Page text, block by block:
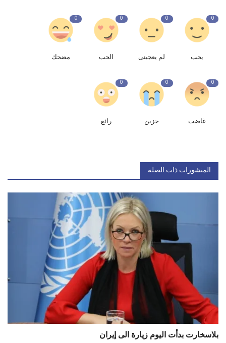
0
يحب
0
لم يعجبنى
0
الحب
0
مضحك
0
غاضب
0
حزين
0
رائع
المنشورات ذات الصلة
بلاسخارت بدأت اليوم زيارة الى إيران